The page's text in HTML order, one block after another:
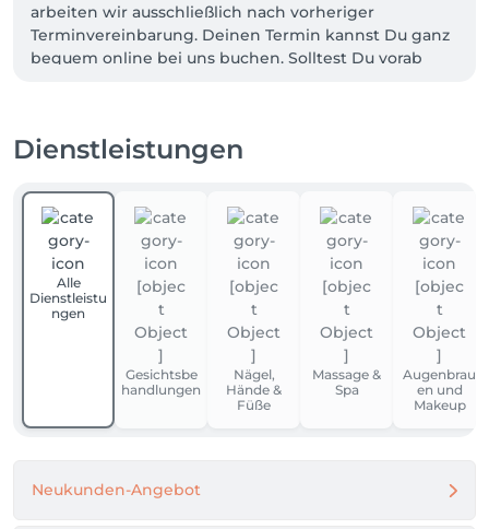
arbeiten wir ausschließlich nach vorheriger
Terminvereinbarung. Deinen Termin kannst Du ganz
bequem online bei uns buchen. Solltest Du vorab
Stornierungsrichtlinie / Ausfallgebühr:
unseren AGB verbindlich ist. Solltest Du einen
Termin nicht wahrnehmen können, sage diesen
bitte rechtzeitig ab, damit wir ihn neu vergeben
können (24h Frist).
Schwangerschaft / Stillzeit:
Liebe Kundinnen,
bitte beachtet, dass gewisse Behandlungen
während der Schwangerschaft oder Stillzeit nicht
durchgeführt werden können. Gerne beraten wir
Dienstleistungen
Alle
Dienstleistu
ngen
Gesichtsbe
handlungen
Nägel,
Hände &
Füße
Massage &
Spa
Augenbrau
en und
Makeup
Neukunden-Angebot